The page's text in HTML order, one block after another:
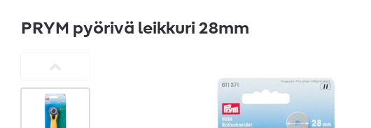
PRYM pyörivä leikkuri 28mm